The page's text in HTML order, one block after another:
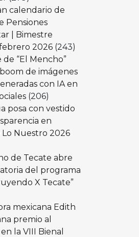
calendario de
Pensiones
| Bimestre
2026 (243)
“El Mencho”
de imágenes
con IA en
(206)
posa con vestido
en
Lo Nuestro 2026
de Tecate abre
del programa
X Tecate”
mexicana Edith
premio al
la VIII Bienal